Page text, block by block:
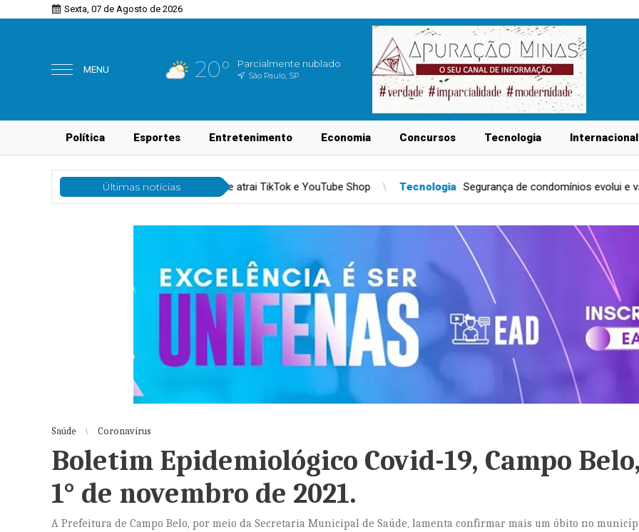
Sexta, 07 de Agosto de 2026
MENU 20° Parcialmente nublado
São Paulo, SP
Política Esportes Entretenimento Economia Concursos Tecnologia Internacional
Últimas notícias
commerce cresce e atrai TikTok e YouTube Shop Tecnologia Segurança de condomínios evolui e vai além das câmeras
Saúde Coronavírus
Boletim Epidemiológico Covid-19, Campo
1° de novembro de 2021.
A Prefeitura de Campo Belo, por meio da Secretaria Municipal de Saúde, lamenta confirmar mais um óbito no